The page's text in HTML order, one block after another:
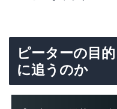
ピーターの目
に追うのか